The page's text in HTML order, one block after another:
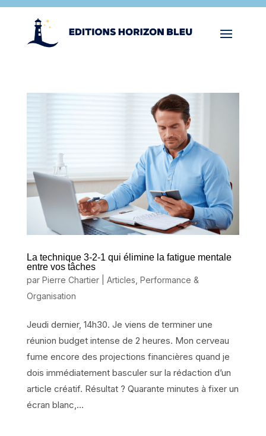
La technique 3-2-1 qui élimine la fatigue mentale
entre vos tâches
par Pierre Chartier| Articles Performance &
Organisation
Jeudi dernier, 14h30. Je viens de terminer une
réunion budget intense de 2 heures. Mon cerveau
fume encore des projections financières quand je
dois immédiatement basculer sur la rédaction d’un
article créatif. Résultat ? Quarante minutes à fixer un
écran blanc,...